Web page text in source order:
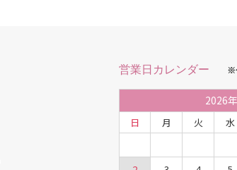
営業日カレンダー ※
2026年
日 月 火 水